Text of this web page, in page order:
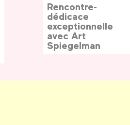
Rencontre-
dédicace
exceptionnelle
avec Art
Spiegelman